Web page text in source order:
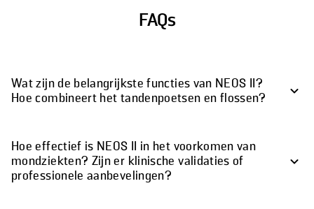
FAQs
Wat zijn de belangrijkste functies van NEOS II?
Hoe combineert het tandenpoetsen en flossen?
Hoe effectief is NEOS II in het voorkomen van
mondziekten? Zijn er klinische validaties of
professionele aanbevelingen?